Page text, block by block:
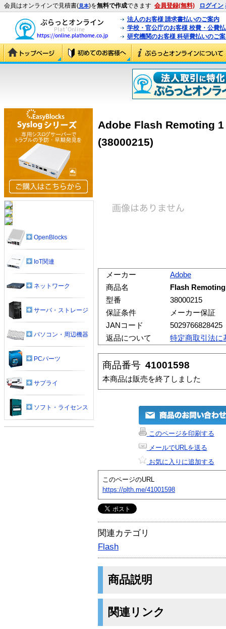
会員はオンラインで見積書(見本)を無料で作成できます 会員登録(無料) ログイン
法人のお客様 請求書払いのご案内
学校・官公庁のお客様 校費・公費
研究機関のお客様 科研費払いのご
Adobe Flash Remoting 1
(38000215)
メーカー
Adobe
商品名
Flash
型番
38000215
保証条件
メーカー保証
JANコード
5029766828425
返品について
特定商取引法に
商品番号 41001598
本商品は販売を終了しました
このページを印刷する
メールでURLを送る
お気に入りに追加する
このページのURL
https://plth.me/41001598
関連カテゴリ
Flash
商品説明
関連リンク
OpenBlocks
IoT関連
ネットワーク
サーバ・ストレージ
パソコン・周辺機器
PCパーツ
サプライ
ソフト・ライセンス